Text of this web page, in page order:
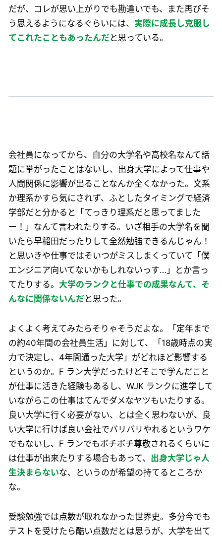
だが、コレが思い上がりでも勘違いでも、また再びそ
う思えるようになるぐらいには、 実際に成長し克服し
てこれたこともあったんだと思っている。
会社員になってから、自分の大学名や高校名なんて話
題に挙がったことはないし、出身大学によって仕事や
人間関係に影響が出ることなんか全くなかった。文系
か理系かすら気にされず、ふとしたタイミングで経済
学部だと分かると「てっきり理系だと思ってました
ー！」なんて言われたりする。いざ相手の大学名を聞
いたら早稲田だったりして全然勉強できるんじゃん！
と思いきや仕事ではそいつがミスしまくっていて「僕
エンジニア向いてないかもしれないっす…」とか言っ
てたりする。 大学のランクと仕事での成果なんて、そ
んなに関係ないんだと思った。
よくよく考えてみたらそりゃそうだよな。「定年まで
の約40年間の会社員生活」に対して、「18歳時点の実
力で決定し、4年間通った大学」がどれほど影響する
というのか。F ラン大学だったけどそこで学んだこと
が仕事に活きた経験もあるし、WJK ランクに進学して
いながらこの仕事はてんでダメなヤツもいたりする。
良い大学に行く必要がない、とは全く思わないが、良
い大学に行けば良い会社でバリバリやれるというワケ
でもないし、F ランでもボチボチ尊敬されるくらいに
は仕事が出来たりする場合もあって、 出身大学じゃ人
生決まらないな、というのが希望の持てるところか
な。
受験勉強では点数が取れなかった世界史。多分今でも
テストを受けたら酷い点数だとは思うが、大学を出て